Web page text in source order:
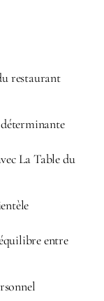
restaurant
La Table du
entre